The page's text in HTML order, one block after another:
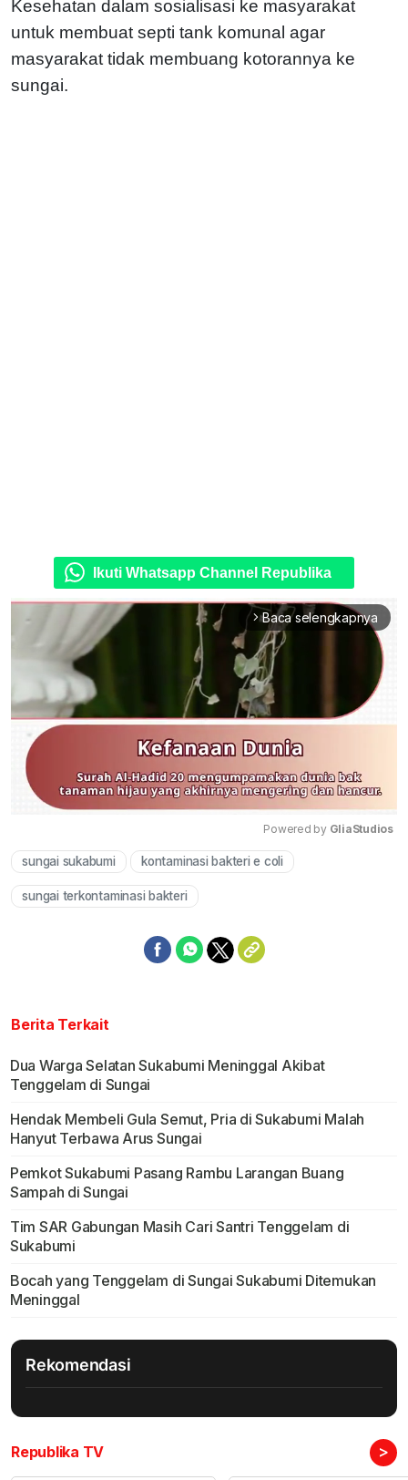
Kesehatan dalam sosialisasi ke masyarakat
untuk membuat septi tank komunal agar
masyarakat tidak membuang kotorannya ke
sungai.
Ikuti Whatsapp Channel Republika
arrow_forward_ios Baca selengkapnya
Powered by GliaStudios
sungai sukabumi kontaminasi bakteri e coli
sungai terkontaminasi bakteri
Berita Terkait
Dua Warga Selatan Sukabumi Meninggal Akibat
Tenggelam di Sungai
Hendak Membeli Gula Semut, Pria di Sukabumi Malah
Hanyut Terbawa Arus Sungai
Pemkot Sukabumi Pasang Rambu Larangan Buang
Sampah di Sungai
Tim SAR Gabungan Masih Cari Santri Tenggelam di
Sukabumi
Bocah yang Tenggelam di Sungai Sukabumi Ditemukan
Meninggal
Rekomendasi
Republika TV >